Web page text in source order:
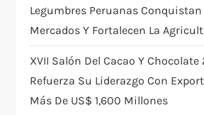
t
i
o
Legumbres Peruanas Conquistan
Mercados Y Fortalecen La
XVII Salón Del Cacao Y Chocolate
Refuerza Su Liderazgo Con
Más De US$ 1,600 Millones